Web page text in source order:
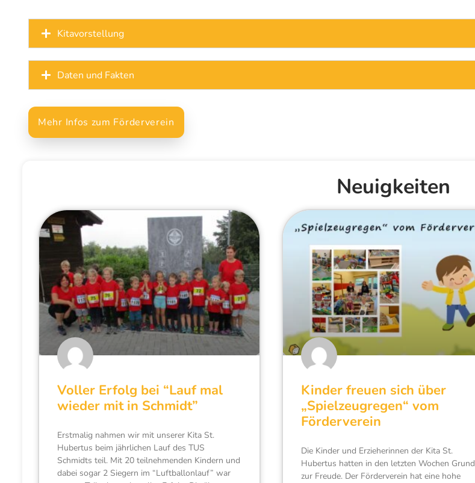
Kitavorstellung
Daten und Fakten
Mehr Infos zum Förderverein
Neuigkeiten
Voller Erfolg bei “Lauf mal
wieder mit in Schmidt”
Erstmalig nahmen wir mit unserer Kita St.
Hubertus beim jährlichen Lauf des TUS
Schmidts teil. Mit 20 teilnehmenden Kindern und
dabei sogar 2 Siegern im “Luftballonlauf” war
Kinder freuen sich über
„Spielzeugregen“ vom
Förderverein
Die Kinder und Erzieherinnen der Kita St.
Hubertus hatten in den letzten Wochen Grund
zur Freude. Der Förderverein hat eine hohe